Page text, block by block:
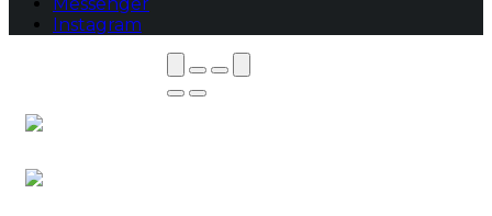
Messenger
Instagram